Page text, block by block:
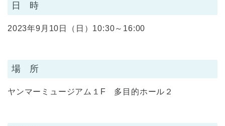
日 時
2023年9月10日（日）10:30～16:00
場 所
ヤンマーミュージアム１F 多目的ホール２